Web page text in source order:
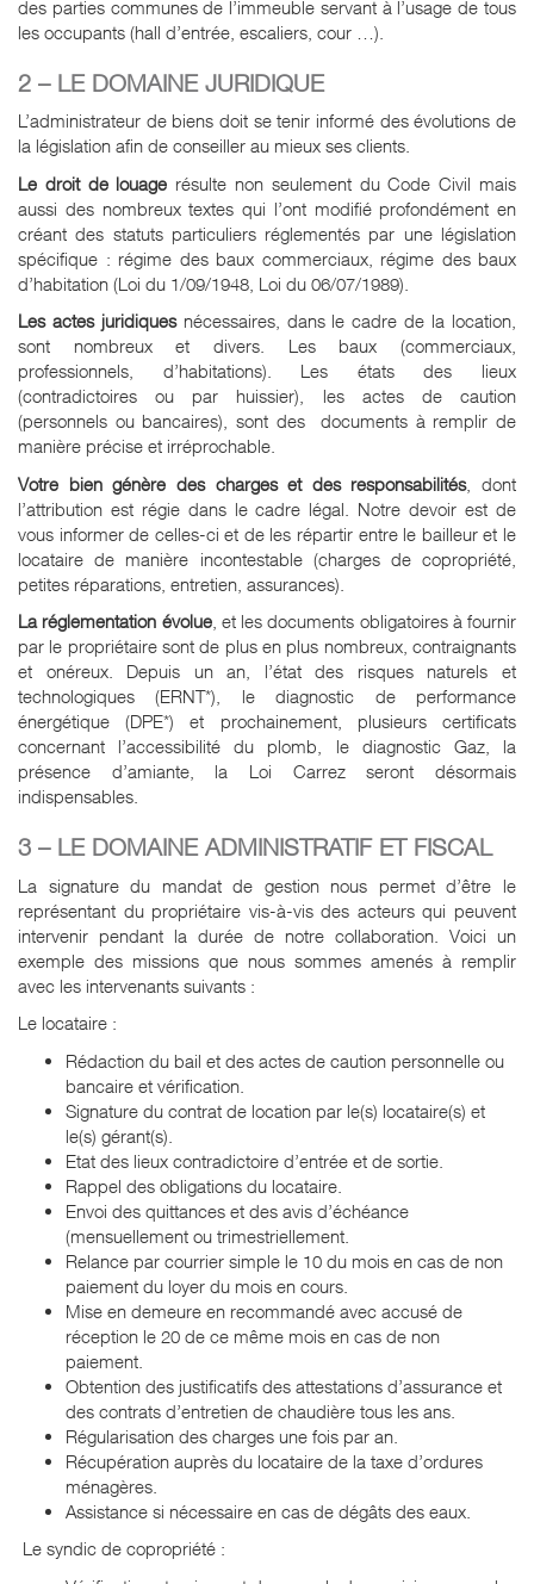
des parties communes de l’immeuble servant à l’usage de tous
les occupants (hall d’entrée, escaliers, cour …).
2 – LE DOMAINE JURIDIQUE
L’administrateur de biens doit se tenir informé des évolutions de
la législation afin de conseiller au mieux ses clients.
Le droit de louage résulte non seulement du Code Civil mais
aussi des nombreux textes qui l’ont modifié profondément en
créant des statuts particuliers réglementés par une législation
spécifique : régime des baux commerciaux, régime des baux
d’habitation (Loi du 1/09/1948, Loi du 06/07/1989).
Les actes juridiquesnécessaires, dans le cadre de la location,
sont nombreux et divers. Les baux (commerciaux,
professionnels, d’habitations). Les états des lieux
(contradictoires ou par huissier), les actes de caution
(personnels ou bancaires), sont des documents à remplir de
manière précise et irréprochable.
Votre bien génère des charges et des responsabilités, dont
l’attribution est régie dans le cadre légal. Notre devoir est de
vous informer de celles-ci et de les répartir entre le bailleur et le
locataire de manière incontestable (charges de copropriété,
petites réparations, entretien, assurances).
La réglementation évolue, et les documents obligatoires à fournir
par le propriétaire sont de plus en plus nombreux, contraignants
et onéreux. Depuis un an, l’état des risques naturels et
technologiques (ERNT*), le diagnostic de performance
énergétique (DPE*) et prochainement, plusieurs certificats
concernant l’accessibilité du plomb, le diagnostic Gaz, la
présence d’amiante, la Loi Carrez seront désormais
indispensables.
3 – LE DOMAINE ADMINISTRATIF ET FISCAL
La signature du mandat de gestion nous permet d’être le
représentant du propriétaire vis-à-vis des acteurs qui peuvent
intervenir pendant la durée de notre collaboration. Voici un
exemple des missions que nous sommes amenés à remplir
avec les intervenants suivants :
Le locataire :
Rédaction du bail et des actes de caution personnelle ou
bancaire et vérification.
Signature du contrat de location par le(s) locataire(s) et
le(s) gérant(s).
Etat des lieux contradictoire d’entrée et de sortie.
Rappel des obligations du locataire.
Envoi des quittances et des avis d’échéance
(mensuellement ou trimestriellement.
Relance par courrier simple le 10 du mois en cas de non
paiement du loyer du mois en cours.
Mise en demeure en recommandé avec accusé de
réception le 20 de ce même mois en cas de non
paiement.
Obtention des justificatifs des attestations d’assurance et
des contrats d’entretien de chaudière tous les ans.
Régularisation des charges une fois par an.
Récupération auprès du locataire de la taxe d’ordures
ménagères.
Assistance si nécessaire en cas de dégâts des eaux.
Le syndic de copropriété :